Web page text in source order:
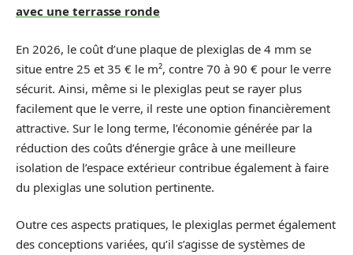
avec une terrasse ronde
En 2026, le coût d’une plaque de plexiglas de 4 mm se
situe entre 25 et 35 € le m², contre 70 à 90 € pour le verre
sécurit. Ainsi, même si le plexiglas peut se rayer plus
facilement que le verre, il reste une option financièrement
attractive. Sur le long terme, l’économie générée par la
réduction des coûts d’énergie grâce à une meilleure
isolation de l’espace extérieur contribue également à faire
du plexiglas une solution pertinente.
Outre ces aspects pratiques, le plexiglas permet également
des conceptions variées, qu’il s’agisse de systèmes de